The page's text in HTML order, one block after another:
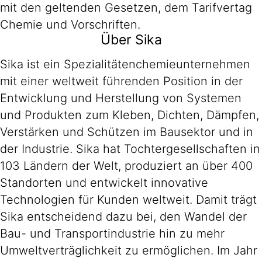
mit den geltenden Gesetzen, dem Tarifvertag
Chemie und Vorschriften.
Über Sika
Sika ist ein Spezialitätenchemieunternehmen
mit einer weltweit führenden Position in der
Entwicklung und Herstellung von Systemen
und Produkten zum Kleben, Dichten, Dämpfen,
Verstärken und Schützen im Bausektor und in
der Industrie. Sika hat Tochtergesellschaften in
103 Ländern der Welt, produziert an über 400
Standorten und entwickelt innovative
Technologien für Kunden weltweit. Damit trägt
Sika entscheidend dazu bei, den Wandel der
Bau- und Transportindustrie hin zu mehr
Umweltverträglichkeit zu ermöglichen. Im Jahr